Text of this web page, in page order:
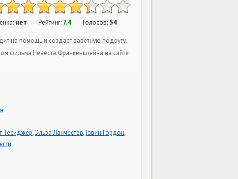
нет Рейтинг: 7.4 Голосов: 54
на помощь и создает заветную подругу.
фильма Невеста Франкенштейна на сайте
Тесиджер,Эльза Ланчестер,Гэвин Гордон,